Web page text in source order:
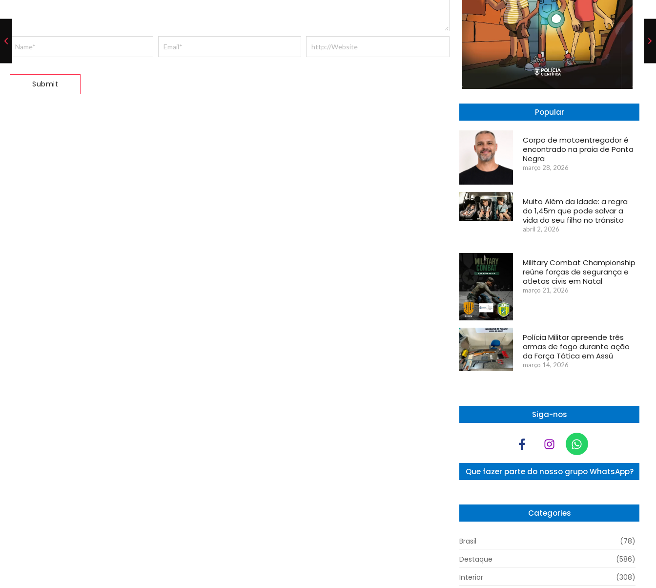
Popular
Corpo de motoentregador é
encontrado na praia de Ponta
Negra
março 28, 2026
Muito Além da Idade: a regra
do 1,45m que pode salvar a
vida do seu filho no trânsito
abril 2, 2026
Military Combat Championship
reúne forças de segurança e
atletas civis em Natal
março 21, 2026
Polícia Militar apreende três
armas de fogo durante ação
da Força Tática em Assú
março 14, 2026
Siga-nos
Que fazer parte do nosso grupo WhatsApp?
Categories
Brasil
(78)
Destaque
(586)
Interior
(308)